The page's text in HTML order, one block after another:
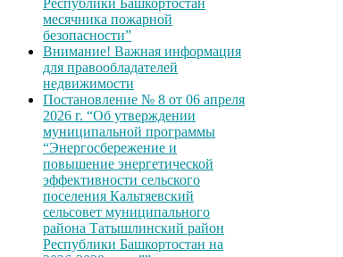
месячника пожарной
безопасности”
Внимание! Важная информация
для правообладателей
недвижимости
Постановление № 8 от 06 апреля
2026 г. “Об утверждении
муниципальной программы
“Энергосбережение и
повышение энергетической
эффективности сельского
поселения Кальтяевский
сельсовет муниципального
района Татышлинский район
Республики Башкортостан на